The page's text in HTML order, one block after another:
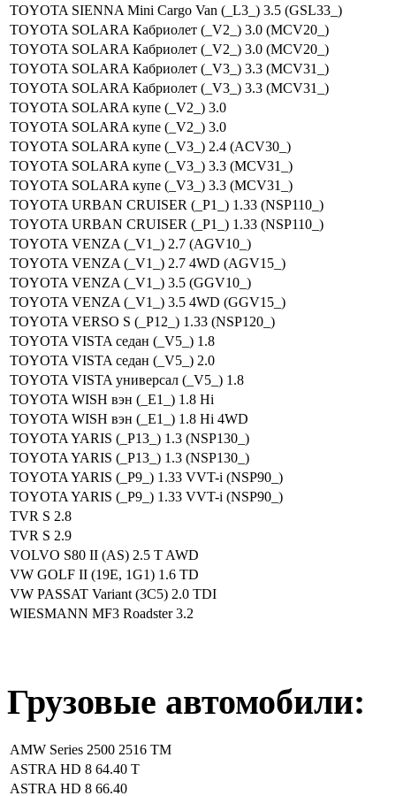
TOYOTA SIENNA Mini Cargo Van (_L3_) 3.5 (GSL33_)
TOYOTA SOLARA Кабриолет (_V2_) 3.0 (MCV20_)
TOYOTA SOLARA Кабриолет (_V2_) 3.0 (MCV20_)
TOYOTA SOLARA Кабриолет (_V3_) 3.3 (MCV31_)
TOYOTA SOLARA Кабриолет (_V3_) 3.3 (MCV31_)
TOYOTA SOLARA купе (_V2_) 3.0
TOYOTA SOLARA купе (_V2_) 3.0
TOYOTA SOLARA купе (_V3_) 2.4 (ACV30_)
TOYOTA SOLARA купе (_V3_) 3.3 (MCV31_)
TOYOTA SOLARA купе (_V3_) 3.3 (MCV31_)
TOYOTA URBAN CRUISER (_P1_) 1.33 (NSP110_)
TOYOTA URBAN CRUISER (_P1_) 1.33 (NSP110_)
TOYOTA VENZA (_V1_) 2.7 (AGV10_)
TOYOTA VENZA (_V1_) 2.7 4WD (AGV15_)
TOYOTA VENZA (_V1_) 3.5 (GGV10_)
TOYOTA VENZA (_V1_) 3.5 4WD (GGV15_)
TOYOTA VERSO S (_P12_) 1.33 (NSP120_)
TOYOTA VISTA седан (_V5_) 1.8
TOYOTA VISTA седан (_V5_) 2.0
TOYOTA VISTA универсал (_V5_) 1.8
TOYOTA WISH вэн (_E1_) 1.8 Hi
TOYOTA WISH вэн (_E1_) 1.8 Hi 4WD
TOYOTA YARIS (_P13_) 1.3 (NSP130_)
TOYOTA YARIS (_P13_) 1.3 (NSP130_)
TOYOTA YARIS (_P9_) 1.33 VVT-i (NSP90_)
TOYOTA YARIS (_P9_) 1.33 VVT-i (NSP90_)
TVR S 2.8
TVR S 2.9
VOLVO S80 II (AS) 2.5 T AWD
VW GOLF II (19E, 1G1) 1.6 TD
VW PASSAT Variant (3C5) 2.0 TDI
WIESMANN MF3 Roadster 3.2
Грузовые автомобили:
AMW Series 2500 2516 TM
ASTRA HD 8 64.40 T
ASTRA HD 8 66.40